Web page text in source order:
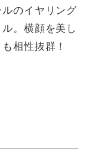
のイヤリング
。横顔を美し
相性抜群！